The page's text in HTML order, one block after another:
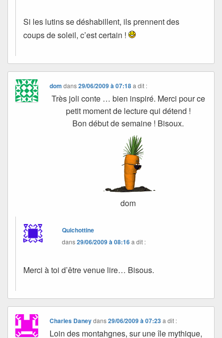
Si les lutins se déshabillent, ils prennent des
coups de soleil, c’est certain !
dom dans29/06/2009 à 07:18 a dit :
Très joli conte … bien inspiré. Merci pour ce
petit moment de lecture qui détend !
Bon début de semaine ! Bisoux.
dom
Quichottine
dans29/06/2009 à 08:16a dit :
Merci à toi d’être venue lire… Bisous.
Charles Daneydans29/06/2009 à 07:23 a dit :
Loin des montahgnes, sur une île mythique,